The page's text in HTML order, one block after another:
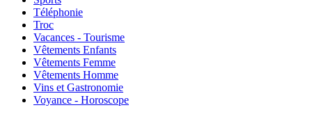
Téléphonie
Troc
Vacances - Tourisme
Vêtements Enfants
Vêtements Femme
Vêtements Homme
Vins et Gastronomie
Voyance - Horoscope